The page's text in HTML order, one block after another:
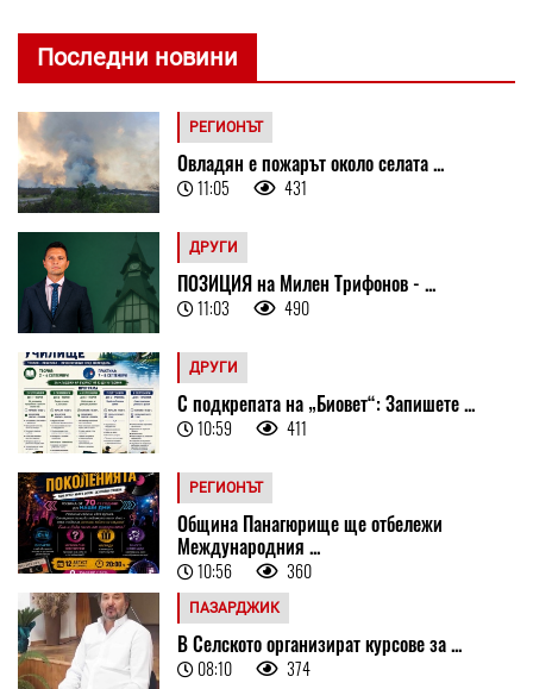
Последни новини
РЕГИОНЪТ
Овладян е пожарът около селата ...
11:05 431
ДРУГИ
ПОЗИЦИЯ на Милен Трифонов - ...
11:03 490
ДРУГИ
С подкрепата на „Биовет“: Запишете ...
10:59 411
РЕГИОНЪТ
Община Панагюрище ще отбележи
Международния ...
10:56 360
ПАЗАРДЖИК
В Селското организират курсове за ...
08:10 374